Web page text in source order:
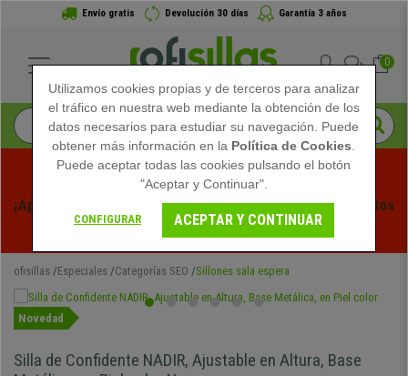
Envío gratis Devolución 30 días Garantía 3 años
0
¡Aprovecha las Rebajas de Verano en Ofisillas! Descuentos
Exclusivos por Tiempo Limitado - Ver Promo
ofisillas Especiales Categorías SEO Sillones sala espera
Novedad
Silla de Confidente NADIR, Ajustable en Altura, Base
Utilizamos cookies propias y de terceros para analizar
el tráfico en nuestra web mediante la obtención de los
datos necesarios para estudiar su navegación. Puede
obtener más información en la Política de Cookies
Puede aceptar todas las cookies pulsando el botón
"Aceptar y Continuar".
CONFIGURAR ACEPTAR Y CONTINUAR